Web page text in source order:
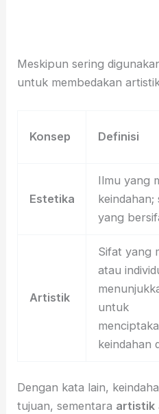
Meskipun sering
untuk membedakan
Konsep Definisi
Estetika
Ilmu yang
keindahan;
yang
Artistik
Sifat yang
atau
untuk
keindahan
Dengan kata lain,
tujuan, sementara artistik